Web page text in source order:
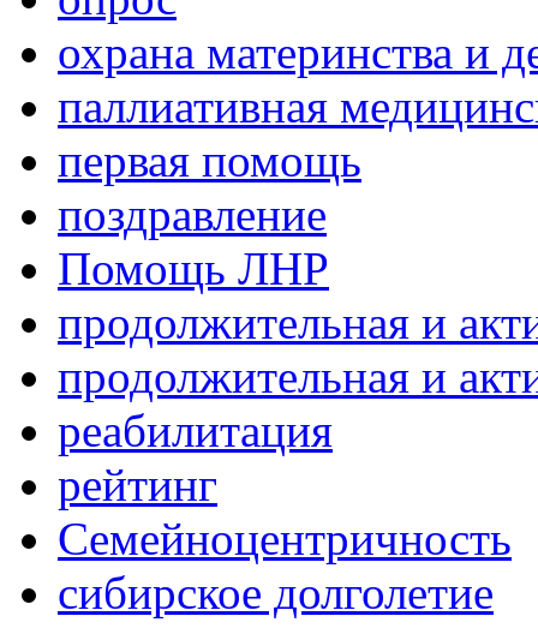
охрана материнства и
паллиативная
первая помощь
поздравление
Помощь ЛНР
продолжительная и
продолжительная и
реабилитация
рейтинг
Семейноцентричность
сибирское долголетие